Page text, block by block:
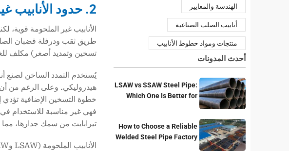
الهندسة والمعايير
أنابيب الصلب الصناعية
منتجات ومواد خطوط الأنابيب
أحدث المدونات
LSAW vs SSAW Steel Pipe:
Which One Is Better for
How to Choose a Reliable
Welded Steel Pipe Factory
2. حدود الأنابيب غير الملحومة للتطبيقات ذات القطر الكبير
طريق ثقب ودرفلة قضبان
تسخين وتمديد أصغر) مكلف
يُستخدم التمدد الساخن لصنع
خطوة التسخين الإضافية تؤدي
تيرابايت من سمك جدارها،
الأنابيب الملحومة (LSAW وSSAW) هي معيار الصناعة ل